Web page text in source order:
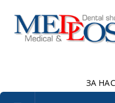
ЗА НАС